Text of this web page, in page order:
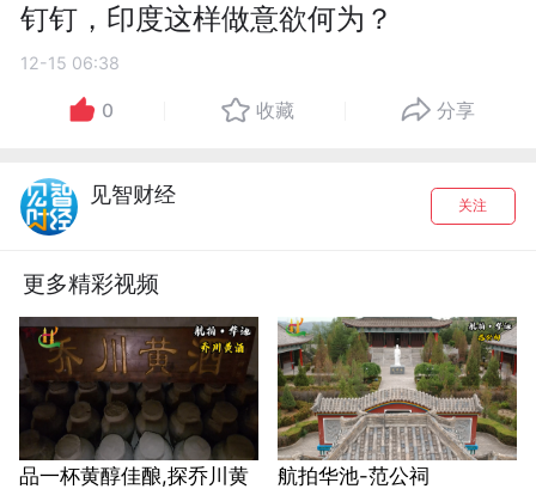
钉钉，印度这样做意欲何为？
12-15 06:38
0 收藏 分享
见智财经 关注
更多精彩视频
品一杯黄醇佳酿,探乔川黄
航拍华池-范公祠